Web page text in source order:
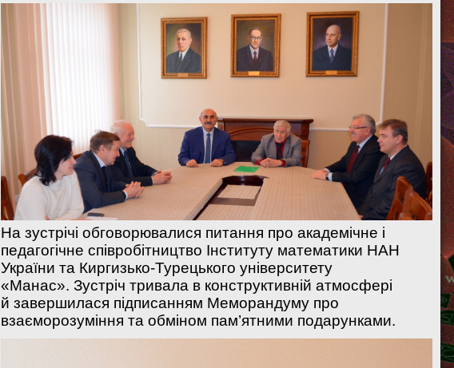
На зустрічі обговорювалися питання про академічне і
педагогічне співробітництво Інституту математики НАН
України та Киргизько-Турецького університету
«Манас». Зустріч тривала в конструктивній атмосфері
й завершилася підписанням Меморандуму про
взаєморозуміння та обміном пам’ятними подарунками.